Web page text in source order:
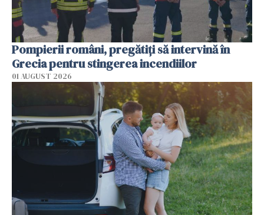
Pompierii români, pregătiţi să intervină în
Grecia pentru stingerea incendiilor
01 AUGUST 2026